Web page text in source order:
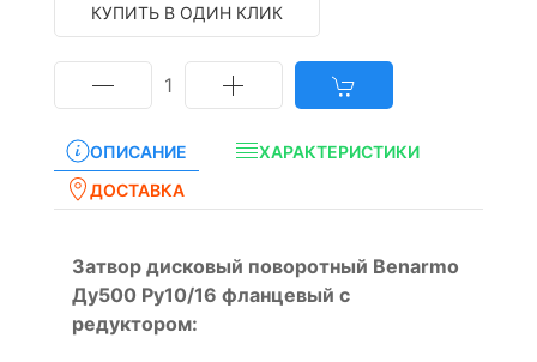
КУПИТЬ В ОДИН КЛИК
1
ОПИСАНИЕ
ХАРАКТЕРИСТИКИ
ДОСТАВКА
Затвор дисковый поворотный Benarmo
Ду500 Ру10/16 фланцевый с
редуктором: